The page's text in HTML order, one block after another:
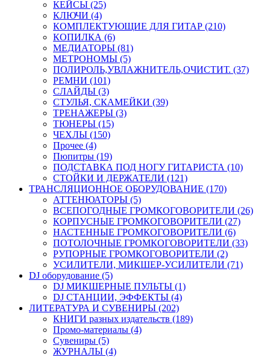
КЕЙСЫ (25)
КЛЮЧИ (4)
КОМПЛЕКТУЮЩИЕ ДЛЯ ГИТАР (210)
КОПИЛКА (6)
МЕДИАТОРЫ (81)
МЕТРОНОМЫ (5)
ПОЛИРОЛЬ,УВЛАЖНИТЕЛЬ,ОЧИСТИТ. (37)
РЕМНИ (101)
СЛАЙДЫ (3)
СТУЛЬЯ, СКАМЕЙКИ (39)
ТРЕНАЖЕРЫ (3)
ТЮНЕРЫ (15)
ЧЕХЛЫ (150)
Прочее (4)
Пюпитры (19)
ПОДСТАВКА ПОД НОГУ ГИТАРИСТА (10)
СТОЙКИ И ДЕРЖАТЕЛИ (121)
ТРАНСЛЯЦИОННОЕ ОБОРУДОВАНИЕ (170)
АТТЕНЮАТОРЫ (5)
ВСЕПОГОДНЫЕ ГРОМКОГОВОРИТЕЛИ (26)
КОРПУСНЫЕ ГРОМКОГОВОРИТЕЛИ (27)
НАСТЕННЫЕ ГРОМКОГОВОРИТЕЛИ (6)
ПОТОЛОЧНЫЕ ГРОМКОГОВОРИТЕЛИ (33)
РУПОРНЫЕ ГРОМКОГОВОРИТЕЛИ (2)
УСИЛИТЕЛИ, МИКШЕР-УСИЛИТЕЛИ (71)
DJ оборудование (5)
DJ МИКШЕРНЫЕ ПУЛЬТЫ (1)
DJ СТАНЦИИ, ЭФФЕКТЫ (4)
ЛИТЕРАТУРА И СУВЕНИРЫ (202)
КНИГИ разных издательств (189)
Промо-материалы (4)
Сувениры (5)
ЖУРНАЛЫ (4)